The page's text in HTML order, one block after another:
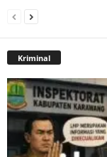
Kriminal